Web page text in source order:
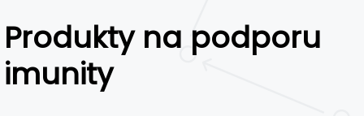
Produkty na podporu
imunity